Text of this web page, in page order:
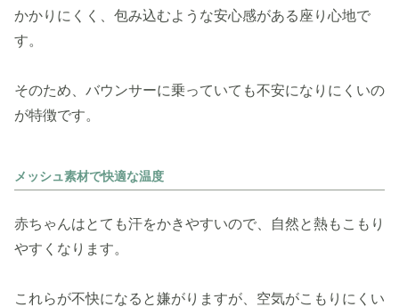
かかりにくく、包み込むような安心感がある座り心地で
す。
そのため、バウンサーに乗っていても不安になりにくいの
が特徴です。
メッシュ素材で快適な温度
赤ちゃんはとても汗をかきやすいので、自然と熱もこもり
やすくなります。
これらが不快になると嫌がりますが、空気がこもりにくい